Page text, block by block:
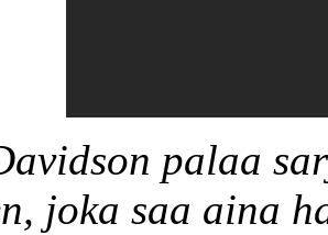
palaa
joka saa aina